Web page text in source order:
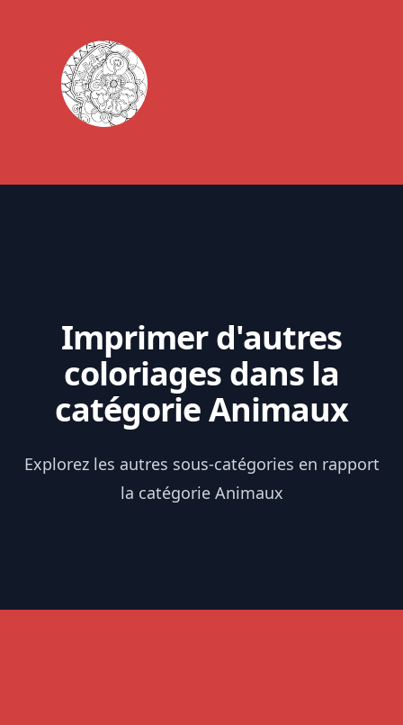
Imprimer d'autres
coloriages dans la
catégorie Animaux
Explorez les autres sous-catégories en rapport
la catégorie Animaux